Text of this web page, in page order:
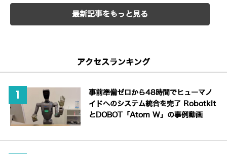
最新記事をもっと見る
アクセスランキング
事前準備ゼロから48時間でヒューマノ
イドへのシステム統合を完了 Robotkit
とDOBOT「Atom W」の事例動画